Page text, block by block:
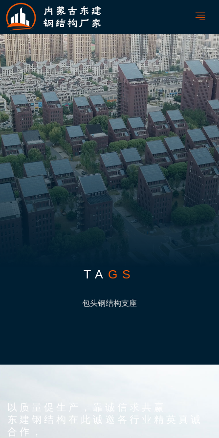
TA GS
包头钢结构支座
以质量促生产，靠诚信求共赢
东建钢结构在此诚邀各行业精英真诚
合作，